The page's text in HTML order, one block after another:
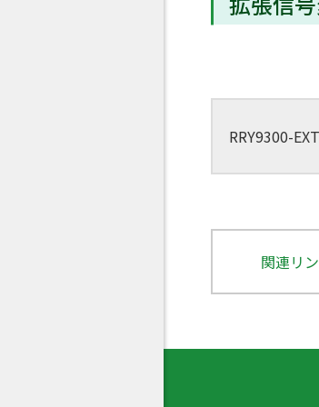
RRY9300-EXT
関連リ